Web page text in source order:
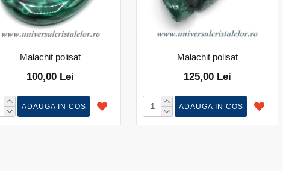
Malachit polisat
100,00 Lei
ADAUGA IN COS
Malachit polisat
125,00 Lei
ADAUGA IN COS